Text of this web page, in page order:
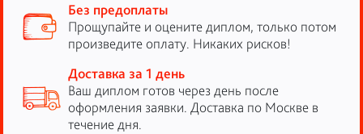
Без предоплаты
Прощупайте и оцените диплом, только потом
произведите оплату. Никаких рисков!
Доставка за 1 день
Ваш диплом готов через день после
оформления заявки. Доставка по Москве в
течение дня.